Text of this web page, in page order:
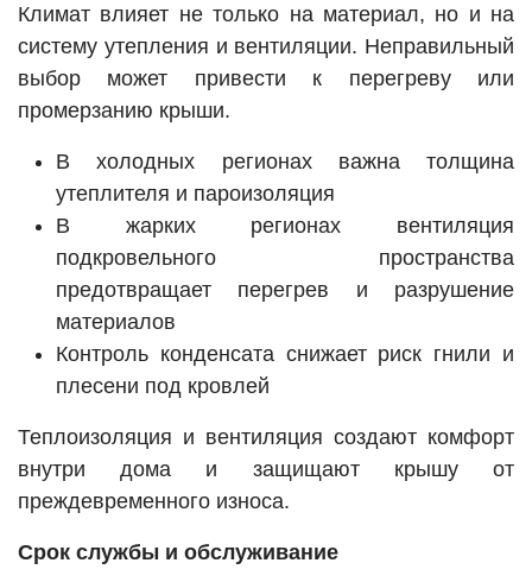
Климат влияет не только на материал, но и на
систему утепления и вентиляции. Неправильный
выбор может привести к перегреву или
промерзанию крыши.
В холодных регионах важна толщина
утеплителя и пароизоляция
В жарких регионах вентиляция
подкровельного пространства
предотвращает перегрев и разрушение
материалов
Контроль конденсата снижает риск гнили и
плесени под кровлей
Теплоизоляция и вентиляция создают комфорт
внутри дома и защищают крышу от
преждевременного износа.
Срок службы и обслуживание